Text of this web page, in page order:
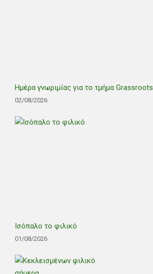
Ημέρα γνωριμίας για το τμήμα Grassroots
02/08/2026
Ισόπαλο το φιλικό
01/08/2026